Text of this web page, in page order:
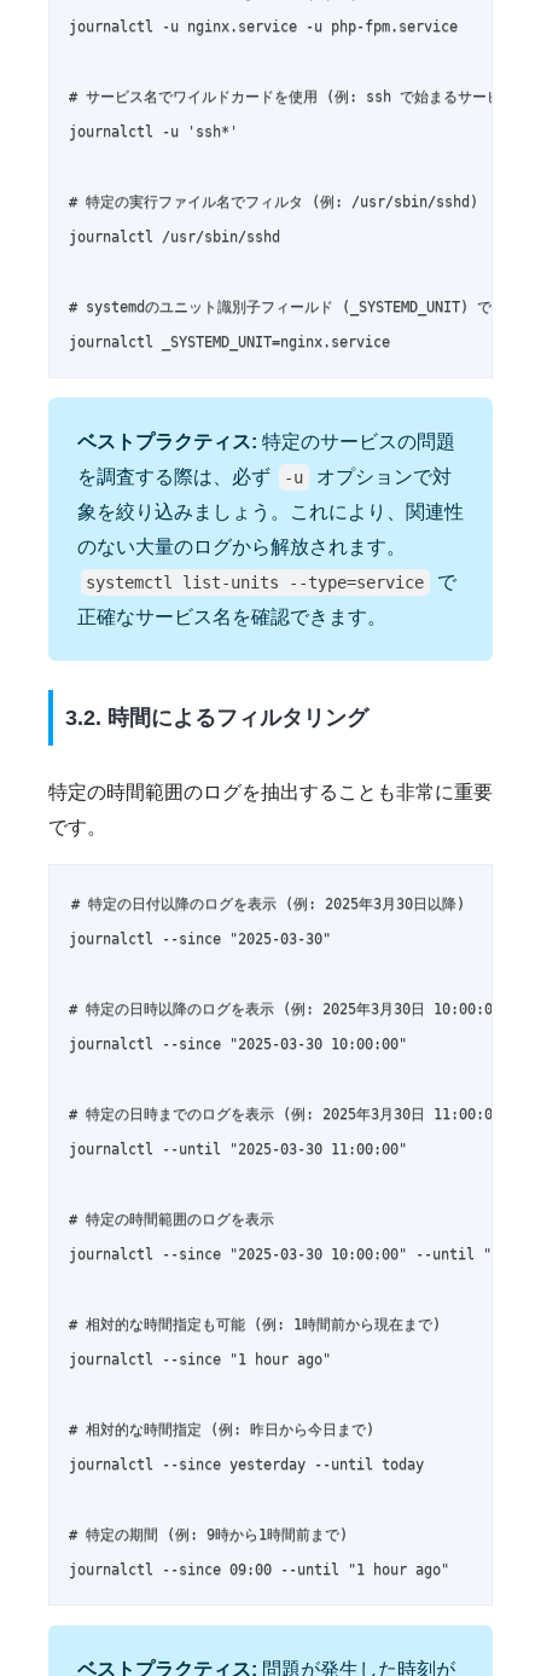
journalctl -u nginx.service -u php-fpm.service
# サービス名でワイルドカードを使用 (例: ssh で始まるサービス)
journalctl -u 'ssh*'
# 特定の実行ファイル名でフィルタ (例: /usr/sbin/sshd)
journalctl /usr/sbin/sshd
# systemdのユニット識別子フィールド (_SYSTEMD_UNIT) でフィ
journalctl _SYSTEMD_UNIT=nginx.service
ベストプラクティス: 特定のサービスの問題
を調査する際は、必ず
-u
オプションで対
象を絞り込みましょう。これにより、関連性
のない大量のログから解放されます。
systemctl list-units --type=service
で
正確なサービス名を確認できます。
3.2. 時間によるフィルタリング
特定の時間範囲のログを抽出することも非常に重要
です。
# 特定の日付以降のログを表示 (例: 2025年3月30日以降)
journalctl --since "2025-03-30"
# 特定の日時以降のログを表示 (例: 2025年3月30日 10:00:00 以
journalctl --since "2025-03-30 10:00:00"
# 特定の日時までのログを表示 (例: 2025年3月30日 11:00:00 ま
journalctl --until "2025-03-30 11:00:00"
# 特定の時間範囲のログを表示
journalctl --since "2025-03-30 10:00:00" --until "2025-
# 相対的な時間指定も可能 (例: 1時間前から現在まで)
journalctl --since "1 hour ago"
# 相対的な時間指定 (例: 昨日から今日まで)
journalctl --since yesterday --until today
# 特定の期間 (例: 9時から1時間前まで)
journalctl --since 09:00 --until "1 hour ago"
ベストプラクティス: 問題が発生した時刻が